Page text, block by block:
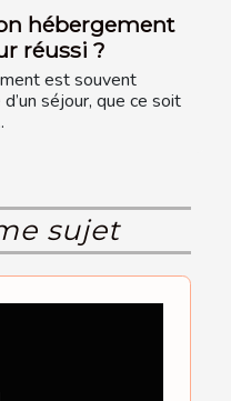
hébergement
réussi ?
est souvent
séjour, que ce soit
sujet